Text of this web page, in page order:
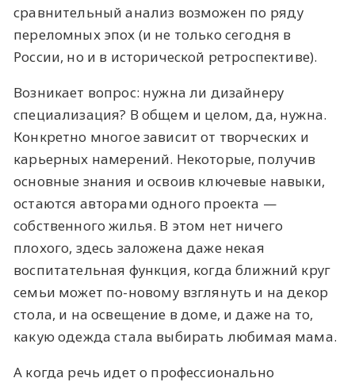
сравнительный анализ возможен по ряду
переломных эпох (и не только сегодня в
России, но и в исторической ретроспективе).
Возникает вопрос: нужна ли дизайнеру
специализация? В общем и целом, да, нужна.
Конкретно многое зависит от творческих и
карьерных намерений. Некоторые, получив
основные знания и освоив ключевые навыки,
остаются авторами одного проекта —
собственного жилья. В этом нет ничего
плохого, здесь заложена даже некая
воспитательная функция, когда ближний круг
семьи может по-новому взглянуть и на декор
стола, и на освещение в доме, и даже на то,
какую одежда стала выбирать любимая мама.
А когда речь идет о профессионально